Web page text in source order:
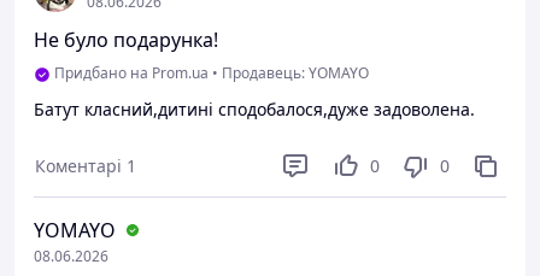
Не було подарунка!
Придбано на Prom.ua • Продавець: YOMAYO
Батут класний,дитині сподобалося,дуже задоволена.
Коментарі 1 0 0
YOMAYO
08.06.2026